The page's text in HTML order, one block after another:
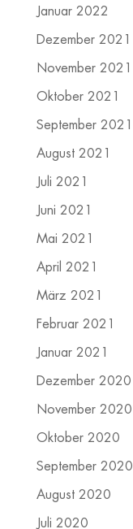
Januar 2022
Dezember 2021
November 2021
Oktober 2021
September 2021
August 2021
Juli 2021
Juni 2021
Mai 2021
April 2021
März 2021
Februar 2021
Januar 2021
Dezember 2020
November 2020
Oktober 2020
September 2020
August 2020
Juli 2020